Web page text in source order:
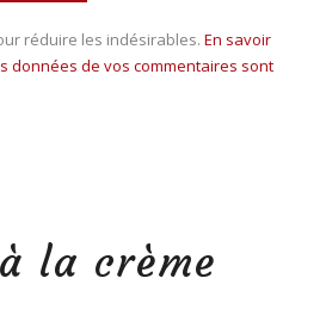
réduire les indésirables. En savoir
données de vos commentaires sont
la crème